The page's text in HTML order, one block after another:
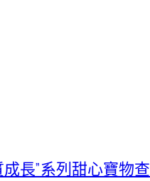
長”系列甜心寶物